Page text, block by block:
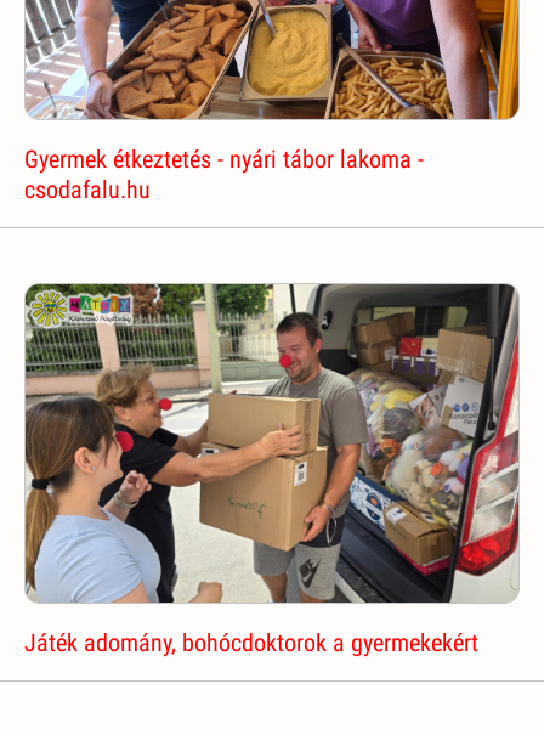
Gyermek étkeztetés - nyári tábor lakoma -
csodafalu.hu
Játék adomány, bohócdoktorok a gyermekekért